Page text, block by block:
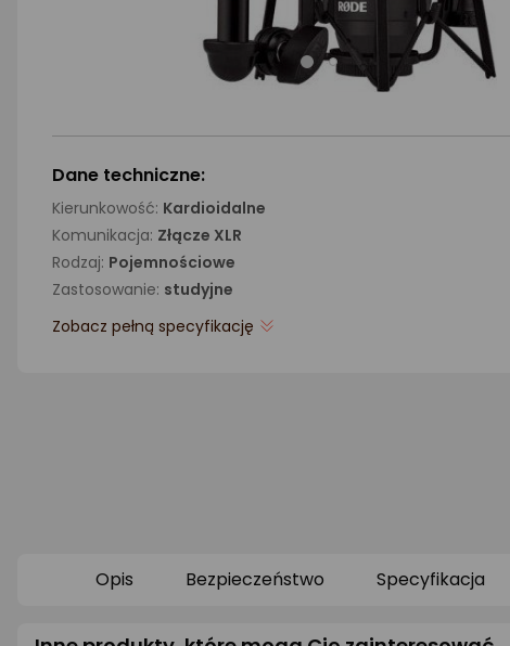
Dane techniczne:
Kierunkowość: Kardioidalne
Komunikacja: Złącze XLR
Rodzaj: Pojemnościowe
Zastosowanie: studyjne
Zobacz pełną specyfikację
Opis Bezpieczeństwo Specyfikacja